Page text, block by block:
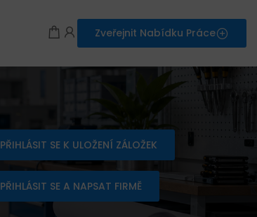
Zveřejnit Nabídku Práce
PŘIHLÁSIT SE K ULOŽENÍ ZÁLOŽEK
PŘIHLÁSIT SE A NAPSAT FIRMĚ